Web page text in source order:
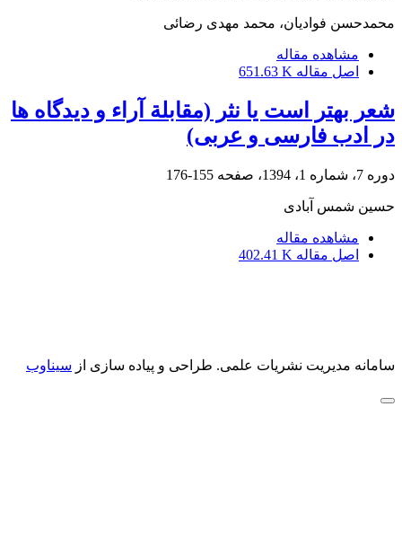
محمدحسن فوادیان، محمد مهدی رضائی
مشاهده مقاله
اصل مقاله 651.63 K
شعر بهتر است یا نثر (مقابلة آراء و دیدگاه ها
در ادب فارسی و عربی)
دوره 7، شماره 1، 1394، صفحه 155-176
حسین شمس آبادی
مشاهده مقاله
اصل مقاله 402.41 K
سامانه مدیریت نشریات علمی. طراحی و پیاده سازی از سیناوب